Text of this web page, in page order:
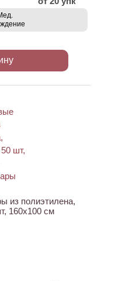
из полиэтилена,
160х100 см